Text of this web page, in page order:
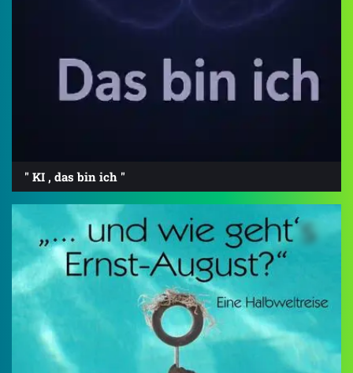
" KI , das bin ich "